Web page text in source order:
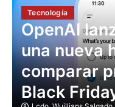
OpenAI
una nueva
comparar
Black
Lcdo. Wuillians Salgado
26 de noviembre de